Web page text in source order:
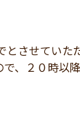
させていた
、２０時以